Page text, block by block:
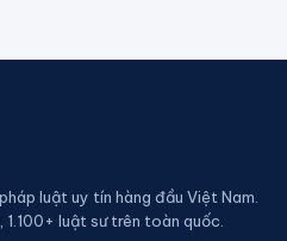
luật uy tín hàng đầu Việt Nam.
luật sư trên toàn quốc.